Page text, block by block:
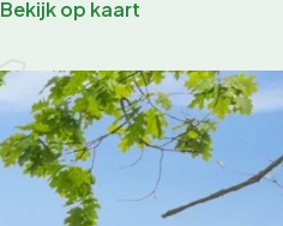
Bekijk op kaart